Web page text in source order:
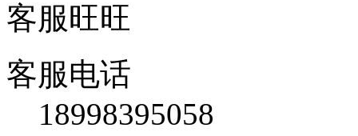
客服旺旺
客服电话
18998395058